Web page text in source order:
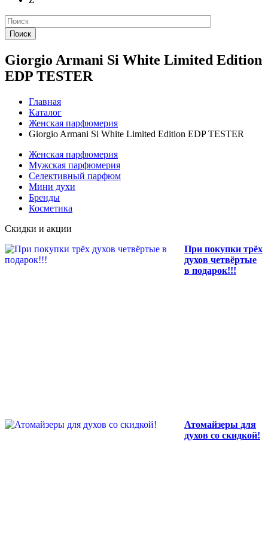
Поиск
Giorgio Armani Si White Limited Edition
EDP TESTER
Главная
Каталог
Женская парфюмерия
Giorgio Armani Si White Limited Edition EDP TESTER
Женская парфюмерия
Мужская парфюмерия
Селективный парфюм
Мини духи
Бренды
Косметика
Скидки и акции
При покупки трёх
духов четвёртые
в подарок!!!
Атомайзеры для
духов со скидкой!